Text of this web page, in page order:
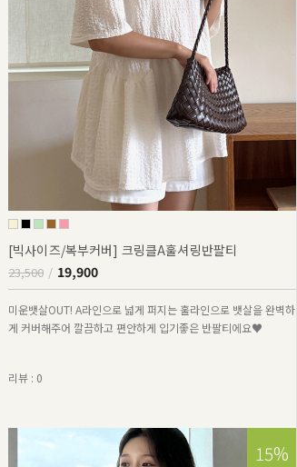
[빅사이즈/복부커버] 크링클A훌셔링반팔티
23,500 19,900
미운뱃살OUT! A라인으로 넓게 퍼지는 훌라인으로 뱃살을 완벽하
게 커버해주어 깔끔하고 편안하게 입기좋은 반팔티에요♥
리뷰 : 0
15%